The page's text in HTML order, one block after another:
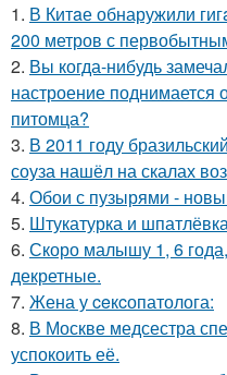
1. В Китaе обнаружили
200 метров с
2. Вы когда-нибудь
настроение поднимается
питомца?
3. В 2011 году
соуза нашёл на скалах
4. Обои с пузырями -
5. Штукатурка и
6. Скоро малышу 1, 6
декретные.
7. Жена у ceкcопатолога:
8. В Москве медсестра
успокоить её.